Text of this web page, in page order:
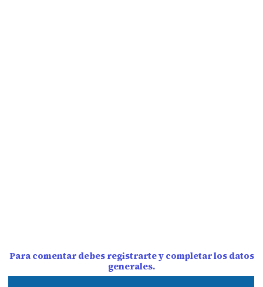
Para comentar debes registrarte y completar los datos
generales.